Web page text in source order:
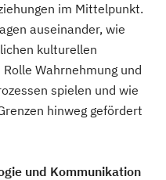
im Mittelpunkt.
auseinander, wie
kulturellen
Wahrnehmung und
spielen und wie
hinweg gefördert
und Kommunikation